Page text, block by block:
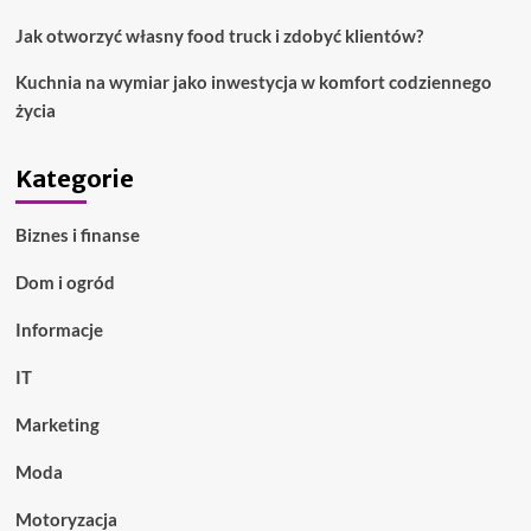
Jak otworzyć własny food truck i zdobyć klientów?
Kuchnia na wymiar jako inwestycja w komfort codziennego
życia
Kategorie
Biznes i finanse
Dom i ogród
Informacje
IT
Marketing
Moda
Motoryzacja